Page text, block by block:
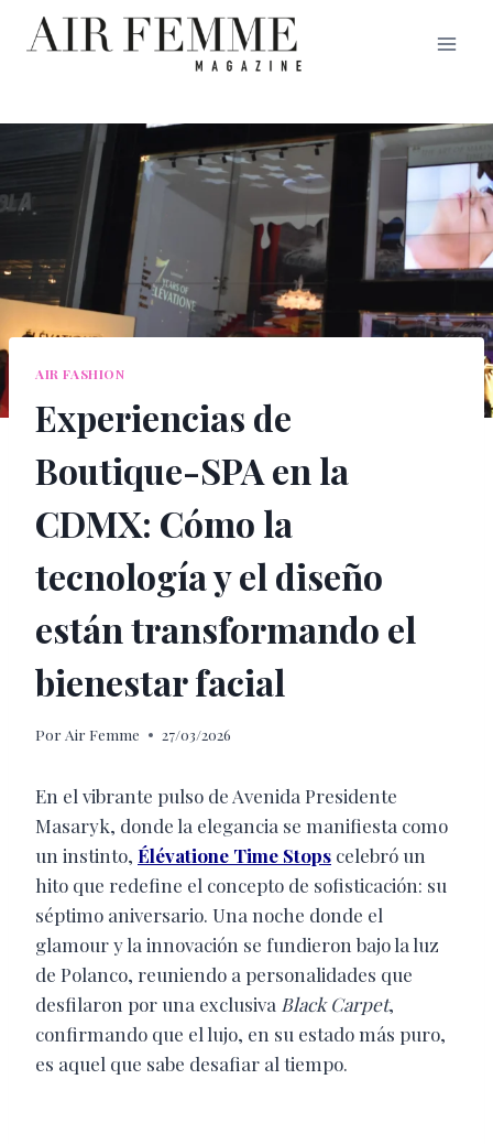
Saltar
AIR FASHION
Experiencias de
Boutique-SPA en la
CDMX: Cómo la
tecnología y el diseño
están transformando el
bienestar facial
Por Air Femme 27/03/2026
En el vibrante pulso de Avenida Presidente
Masaryk, donde la elegancia se manifiesta como
un instinto, Élévatione Time Stops celebró un
hito que redefine el concepto de sofisticación: su
séptimo aniversario. Una noche donde el
glamour y la innovación se fundieron bajo la luz
de Polanco, reuniendo a personalidades que
desfilaron por una exclusiva Black Carpet,
confirmando que el lujo, en su estado más puro,
es aquel que sabe desafiar al tiempo.